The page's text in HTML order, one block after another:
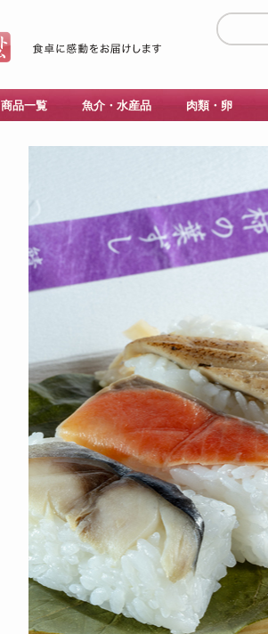
商品一覧 魚介・水産品 肉類・卵